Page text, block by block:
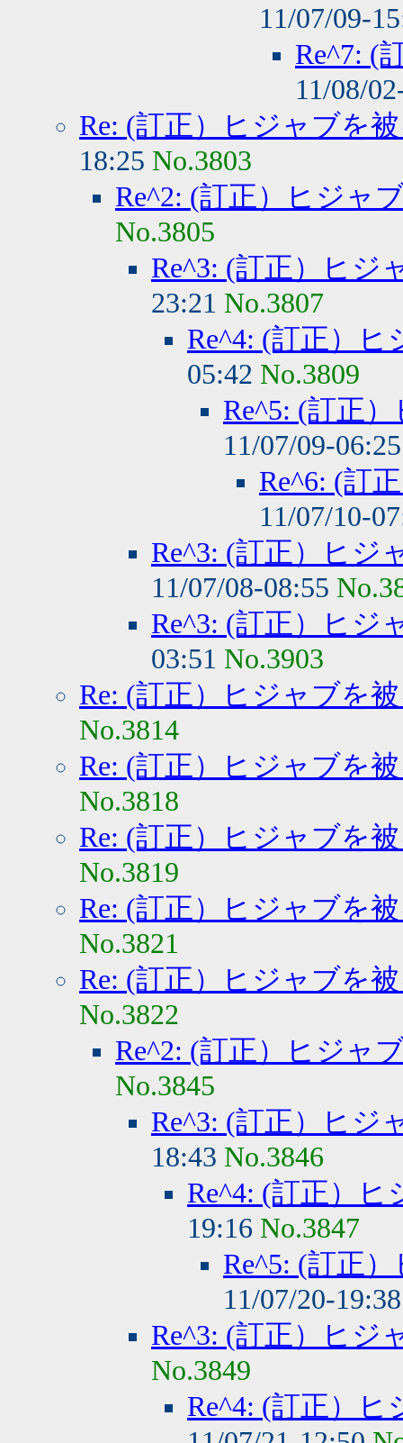
11/07/09-
Re^7: (
11/08/
Re: (訂正）ヒジャブを
18:25 No.3803
Re^2: (訂正）ヒジャ
No.3805
Re^3: (訂正）ヒジ
23:21 No.3807
Re^4: (訂正）
05:42 No.3809
Re^5: (訂正
11/07/09-
Re^6: (訂
11/07/10-
Re^3: (訂正）ヒジ
11/07/08-08:55
Re^3: (訂正）ヒジ
03:51 No.3903
Re: (訂正）ヒジャブを
No.3814
Re: (訂正）ヒジャブを
No.3818
Re: (訂正）ヒジャブを
No.3819
Re: (訂正）ヒジャブを
No.3821
Re: (訂正）ヒジャブを
No.3822
Re^2: (訂正）ヒジャ
No.3845
Re^3: (訂正）ヒジ
18:43 No.3846
Re^4: (訂正）
19:16 No.3847
Re^5: (訂正
11/07/20-
Re^3: (訂正）ヒジ
No.3849
Re^4: (訂正）